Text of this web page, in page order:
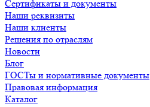
Сертификаты и документы
Наши реквизиты
Наши клиенты
Решения по отраслям
Новости
Блог
ГОСТы и нормативные документы
Правовая информация
Каталог